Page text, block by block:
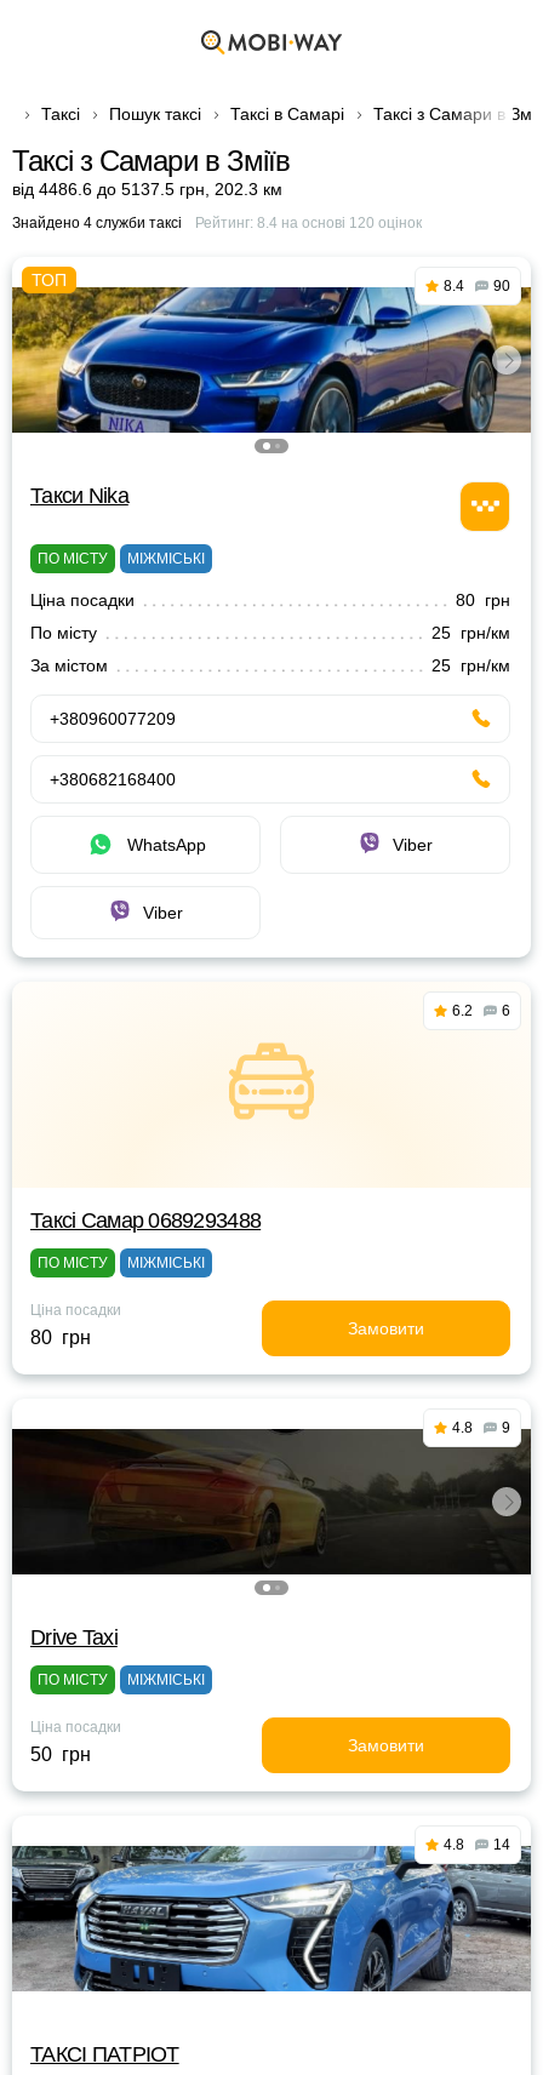
Таксі Пошук таксі Таксі в Самарі Таксі з Самари в
Таксі з Самари в Зміїв
від 4486.6 до 5137.5 грн 202.3 км
Знайдено 4 служби таксі Рейтинг: 8.4на основі 120 оцінок
8.4 90
Такси Nika
ПО МІСТУ МІЖМІСЬКІ
Ціна посадки
80 грн
По місту
25 грн/км
За містом
25 грн/км
+380960077209
+380682168400
WhatsApp Viber
Viber
6.2 6
Таксі Самар 0689293488
ПО МІСТУ МІЖМІСЬКІ
Ціна посадки
80 грн Замовити
4.8 9
Drive Taxi
ПО МІСТУ МІЖМІСЬКІ
Ціна посадки
50 грн Замовити
4.8 14
ТАКСІ ПАТРІОТ